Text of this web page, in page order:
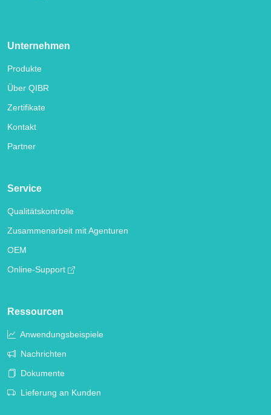
Unternehmen
Produkte
Über QIBR
Zertifikate
Kontakt
Partner
Service
Qualitätskontrolle
Zusammenarbeit mit Agenturen
OEM
Online-Support
Ressourcen
Anwendungsbeispiele
Nachrichten
Dokumente
Lieferung an Kunden